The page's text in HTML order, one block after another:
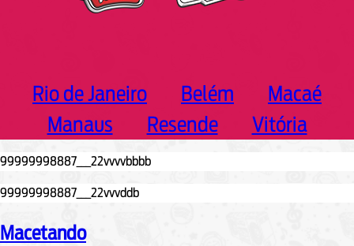
Rio de Janeiro Belém
Macaé
Manaus
Resende Vitória
Macetando